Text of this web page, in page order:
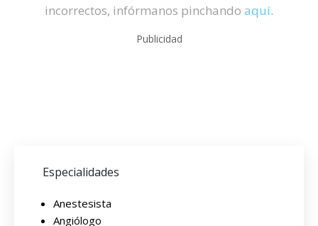
incorrectos, infórmanos pinchando aquí.
Publicidad
Especialidades
Anestesista
Angiólogo